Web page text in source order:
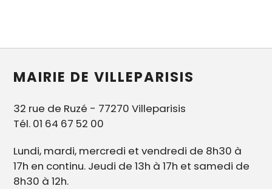
MAIRIE DE VILLEPARISIS
32 rue de Ruzé - 77270 Villeparisis
Tél. 01 64 67 52 00
Lundi, mardi, mercredi et vendredi de 8h30 à
17h en continu. Jeudi de 13h à 17h et samedi de
8h30 à 12h.